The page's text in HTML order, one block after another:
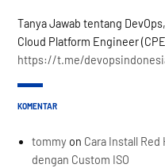
Tanya Jawab tentang
Cloud Platform Engineer
https://t.me/
KOMENTAR
tommy on Cara Install
dengan Custom ISO